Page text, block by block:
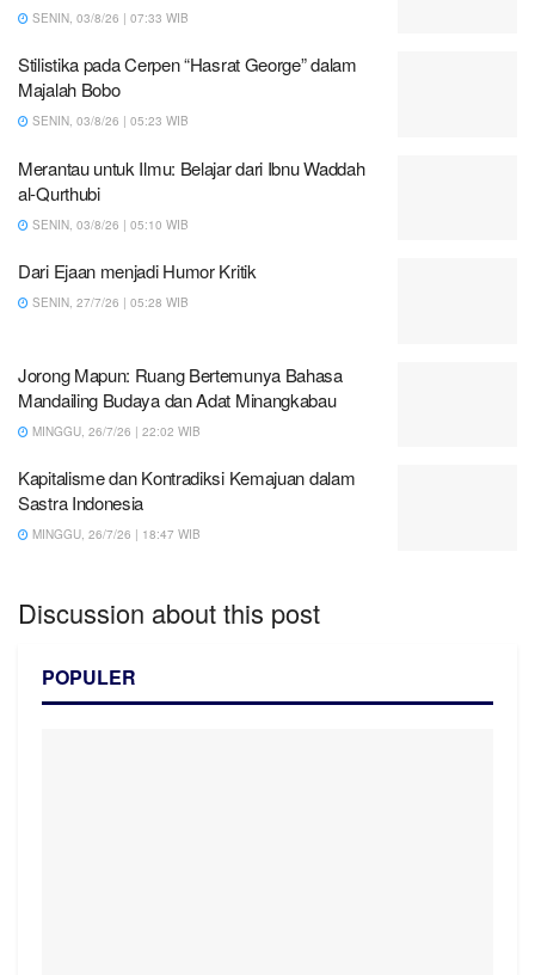
SENIN, 03/8/26 | 07:33 WIB
Stilistika pada Cerpen “Hasrat George” dalam
Majalah Bobo
SENIN, 03/8/26 | 05:23 WIB
Merantau untuk Ilmu: Belajar dari Ibnu Waddah
al-Qurthubi
SENIN, 03/8/26 | 05:10 WIB
Dari Ejaan menjadi Humor Kritik
SENIN, 27/7/26 | 05:28 WIB
Jorong Mapun: Ruang Bertemunya Bahasa
Mandailing Budaya dan Adat Minangkabau
MINGGU, 26/7/26 | 22:02 WIB
Kapitalisme dan Kontradiksi Kemajuan dalam
Sastra Indonesia
MINGGU, 26/7/26 | 18:47 WIB
Discussion about this post
POPULER